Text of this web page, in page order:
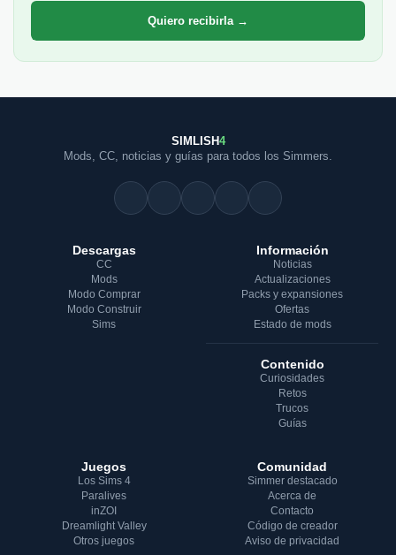
Quiero recibirla →
SIMLISH4
Mods, CC, noticias y guías para todos los Simmers.
Descargas
CC
Mods
Modo Comprar
Modo Construir
Sims
Información
Noticias
Actualizaciones
Packs y expansiones
Ofertas
Estado de mods
Contenido
Curiosidades
Retos
Trucos
Guías
Juegos
Los Sims 4
Paralives
inZOI
Dreamlight Valley
Otros juegos
Comunidad
Simmer destacado
Acerca de
Contacto
Código de creador
Aviso de privacidad